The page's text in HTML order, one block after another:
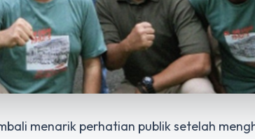
menarik perhatian publik setelah